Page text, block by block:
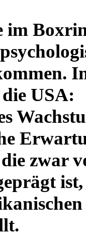
im
USA:
zwar